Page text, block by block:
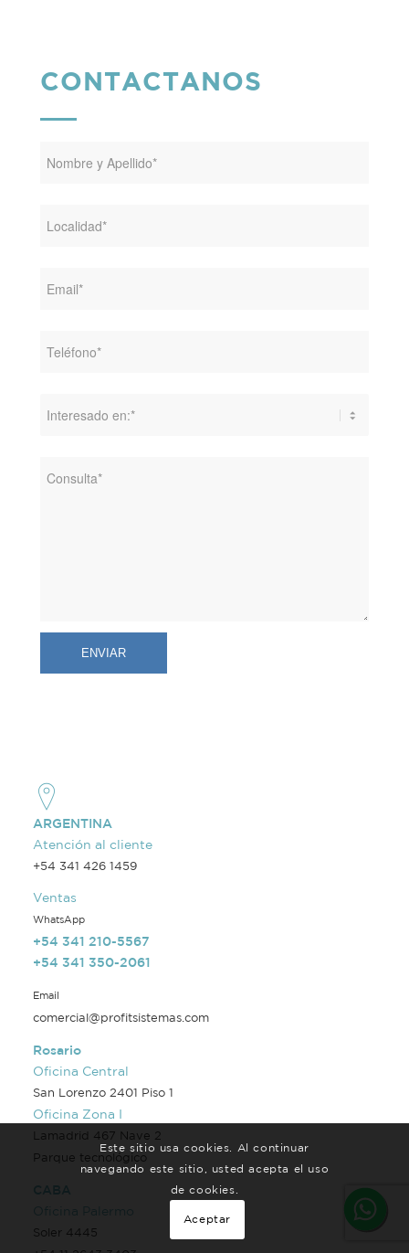
CONTACTANOS
ARGENTINA
Atención al cliente
+54 341 426 1459
Ventas
WhatsApp
+54 341 210-5567
+54 341 350-2061
Email
comercial@profitsistemas.com
Rosario
Oficina Central
San Lorenzo 2401 Piso 1
Oficina Zona I
Lamadrid 467 Nave 2
Parque tecnológico
CABA
Oficina Palermo
Soler 4445
Este sitio usa cookies. Al continuar
navegando este sitio, usted acepta el uso
de cookies.
Aceptar